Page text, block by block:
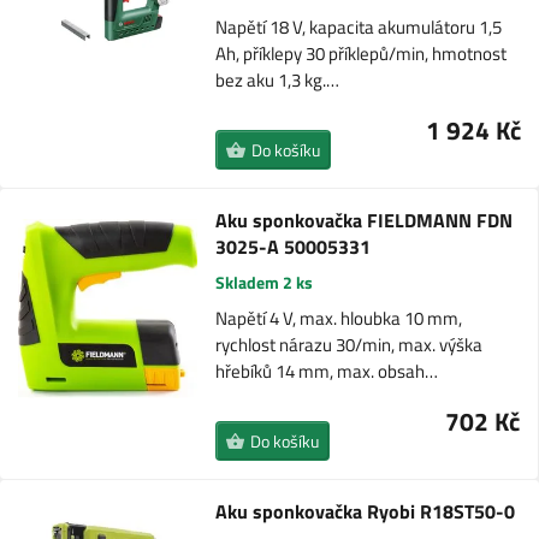
Napětí 18 V, kapacita akumulátoru 1,5
Ah, příklepy 30 příklepů/min, hmotnost
bez aku 1,3 kg.…
1 924 Kč
Do košíku
Aku sponkovačka FIELDMANN FDN
3025-A 50005331
Skladem 2 ks
Napětí 4 V, max. hloubka 10 mm,
rychlost nárazu 30/min, max. výška
hřebíků 14 mm, max. obsah…
702 Kč
Do košíku
Aku sponkovačka Ryobi R18ST50-0